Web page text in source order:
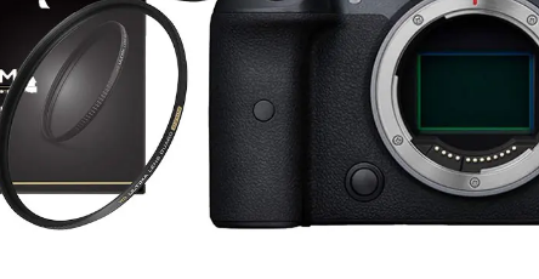
く、確認がしやすい | Blackma
gicDesign HYPERD/AVIDA12/...
スで非常に有用なツール【Tone
Empire ValveKultレビュー！】